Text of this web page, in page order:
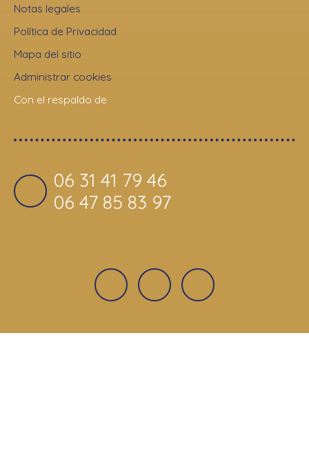
Notas legales
Política de Privacidad
Mapa del sitio
Administrar cookies
Con el respaldo de
06 31 41 79 46
06 47 85 83 97